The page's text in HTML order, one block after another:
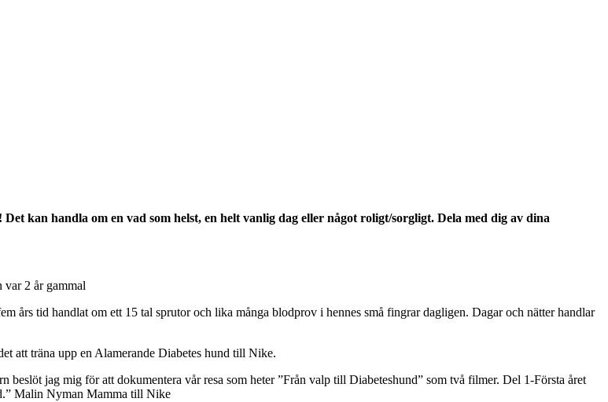
kan handla om en vad som helst, en helt vanlig dag eller något roligt/sorgligt. Dela med dig av dina
2 år gammal
års tid handlat om ett 15 tal sprutor och lika många blodprov i hennes små fingrar dagligen. Dagar och nätter handlar
att träna upp en Alamerande Diabetes hund till Nike.
jag mig för att dokumentera vår resa som heter ”Från valp till Diabeteshund” som två filmer. Del 1-Första året
Malin Nyman Mamma till Nike